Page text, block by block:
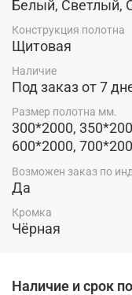
Конструкция
Белый, Светлый,
Конструкция полотна
Щитовая
Наличие
Под заказ от 7
Размер полотна мм.
300*2000,
600*2000,
Возможен заказ по
Да
Кромка
Чёрная
Наличие и срок